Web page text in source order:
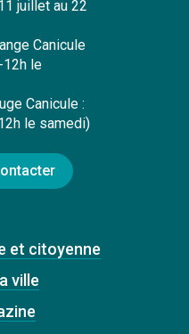
juillet au 22
Canicule
12h le
Canicule :
le samedi)
et citoyenne
ville